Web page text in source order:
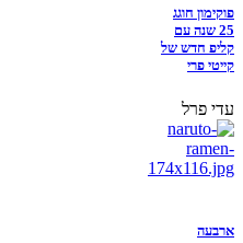
פוקימון חוגג
25 שנה עם
קליפ חדש של
קייטי פרי
עדי פרל
ארבעה